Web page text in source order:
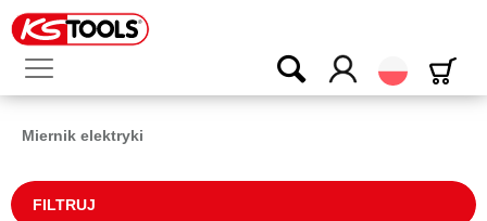
Polski
Miernik elektryki
FILTRUJ